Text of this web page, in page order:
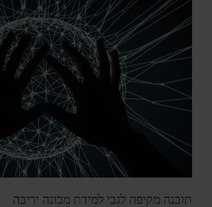
תובנה מקיפה לגבי למידת מכונה יריבה